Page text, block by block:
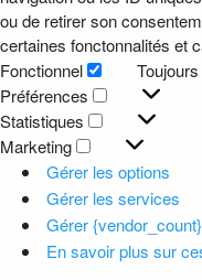
ou de retirer son
certaines fonctonnalités et
Fonctionnel
Fonctionnel
Préférences
Préférences
Statistiques
Statistiques
Marketing
Marketing
Gérer les options
Gérer les services
Gérer
En savoir plus sur